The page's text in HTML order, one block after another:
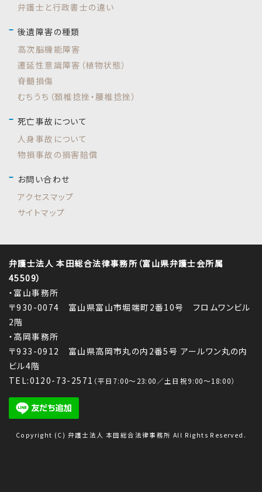
弁護士と行政書士の違い
後遺障害の種類
高次脳機能障害
遷延性意識障害（植物状態）
脊髄損傷
むちうち（頚椎捻挫・腰椎捻挫）
死亡事故について
人身事故について
物損事故の損害賠償
お問い合わせ
アクセスマップ
サイトマップ
弁護士法人 本田総合法律事務所（富山県弁護士会所属
45509）
・富山事務所
〒930-0074 富山県富山市堀端町2番10号 フロムワンビル
2階
・高岡事務所
〒933-0912 富山県高岡市丸の内2番5号 アールワン丸の内
ビル4階
TEL:0120-73-2571 （平日7:00～23:00／土日祝9:00～18:00）
Copyright (C) 弁護士法人 本田総合法律事務所 All Rights Reserved.